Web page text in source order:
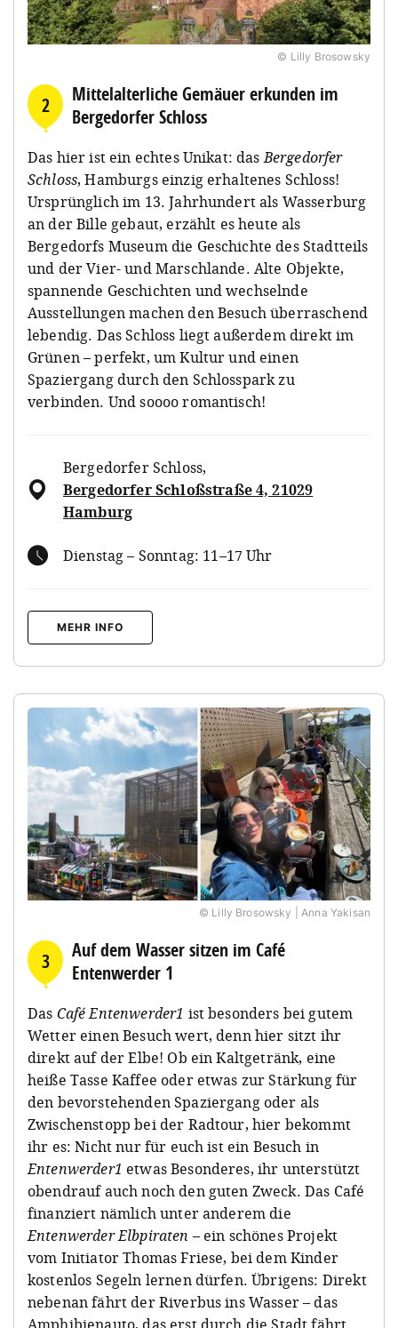
© Lilly Brosowsky
2
Mittelalterliche Gemäuer erkunden im
Bergedorfer Schloss
Das hier ist ein echtes Unikat: dasBergedorfer
Schloss, Hamburgs einzig erhaltenes Schloss!
Ursprünglich im 13. Jahrhundert als Wasserburg
an der Bille gebaut, erzählt es heute als
Bergedorfs Museum die Geschichte des Stadtteils
und der Vier- und Marschlande. Alte Objekte,
spannende Geschichten und wechselnde
Ausstellungen machen den Besuch überraschend
lebendig. Das Schloss liegt außerdem direkt im
Grünen – perfekt, um Kultur und einen
Spaziergang durch den Schlosspark zu
verbinden. Und soooo romantisch!
Bergedorfer Schloss,
Bergedorfer Schloßstraße 4, 21029
Hamburg
Dienstag – Sonntag: 11–17 Uhr
MEHR INFO
© Lilly Brosowsky | Anna Yakisan
3
Auf dem Wasser sitzen im Café
Entenwerder 1
Das Café Entenwerder1 ist besonders bei gutem
Wetter einen Besuch wert, denn hier sitzt ihr
direkt auf der Elbe! Ob ein Kaltgetränk, eine
heiße Tasse Kaffee oder etwas zur Stärkung für
den bevorstehenden Spaziergang oder als
Zwischenstopp bei der Radtour, hier bekommt
ihr es: Nicht nur für euch ist ein Besuch in
Entenwerder1 etwas Besonderes, ihr unterstützt
obendrauf auch noch den guten Zweck. Das Café
finanziert nämlich unter anderem die
Entenwerder Elbpiraten – ein schönes Projekt
vom Initiator Thomas Friese, bei dem Kinder
kostenlos Segeln lernen dürfen. Übrigens: Direkt
nebenan fährt der Riverbus ins Wasser – das